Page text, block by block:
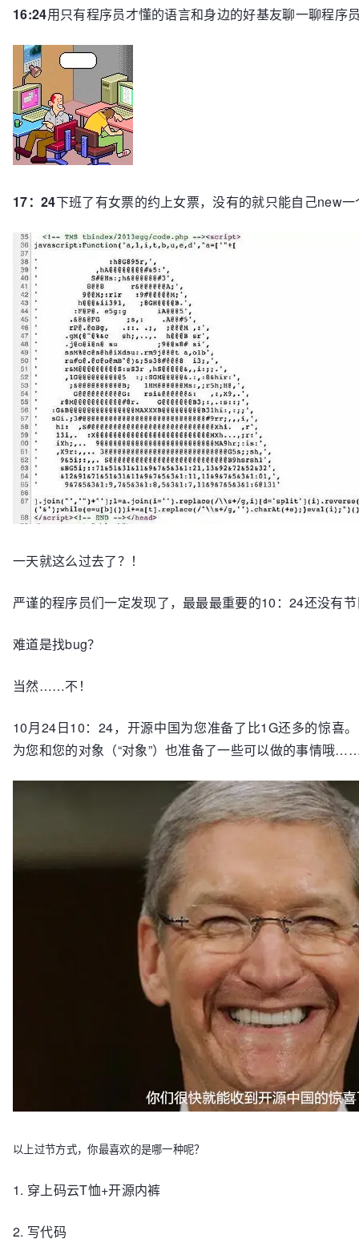
16:24用只有程序员才懂的语言和身边的好基友聊一聊程序
17：24下班了有女票的约上女票，没有的就只能自己new
一天就这么过去了？！
严谨的程序员们一定发现了，最最最重要的10：24还没有
难道是找bug？
当然……不！
10月24日10：24，开源中国为您准备了比1G还多的惊喜
为您和您的对象（“对象”）也准备了一些可以做的事情哦
以上过节方式，你最喜欢的是哪一种呢？
1. 穿上码云T恤+开源内裤
2. 写代码